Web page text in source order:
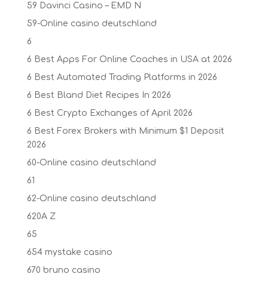
59 Davinci Casino – EMD N
59-Online casino deutschland
6
6 Best Apps For Online Coaches in USA at 2026
6 Best Automated Trading Platforms in 2026
6 Best Bland Diet Recipes In 2026
6 Best Crypto Exchanges of April 2026
6 Best Forex Brokers with Minimum $1 Deposit ️
2026
60-Online casino deutschland
61
62-Online casino deutschland
620A Z
65
654 mystake casino
670 bruno casino